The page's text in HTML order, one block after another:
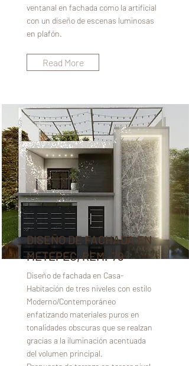
ventanal en fachada como la artificial
con un diseño de escenas luminosas
en plafón.
Read More
DISEÑO DE FACHADA EN
METEPEC, REM.-79
Diseño de fachada en Casa-
Habitación de tres niveles con estilo
Moderno/Contemporáneo
enfatizando materiales puros en
tonalidades obscuras que se realzan
gracias a la iluminación acentuada
del volumen principal.